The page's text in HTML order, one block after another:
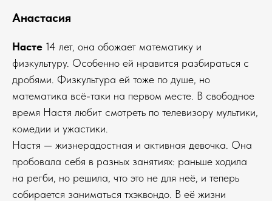
Анастасия
Насте 14 лет, она обожает математику и
физкультуру. Особенно ей нравится разбираться с
дробями. Физкультура ей тоже по душе, но
математика всё-таки на первом месте. В свободное
время Настя любит смотреть по телевизору мультики,
комедии и ужастики.
Настя — жизнерадостная и активная девочка. Она
пробовала себя в разных занятиях: раньше ходила
на регби, но решила, что это не для неё, и теперь
собирается заниматься тхэквондо. В её жизни